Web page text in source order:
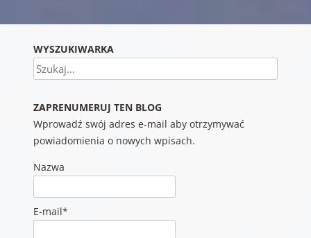
WYSZUKIWARKA
Szukaj
ZAPRENUMERUJ TEN BLOG
Wprowadź swój adres e-mail aby otrzymywać
powiadomienia o nowych wpisach.
Nazwa
E-mail*